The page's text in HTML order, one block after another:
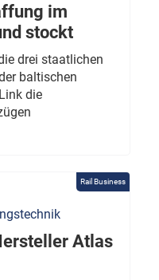
im
stockt
drei staatlichen
baltischen
die
Rail Business
Atlas